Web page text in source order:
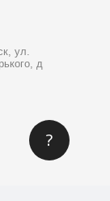
ул.
д
?